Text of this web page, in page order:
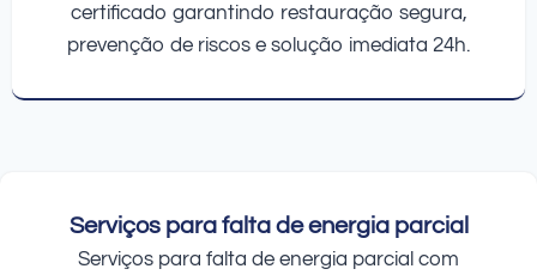
certificado garantindo restauração segura,
prevenção de riscos e solução imediata 24h.
Serviços para falta de energia parcial
Serviços para falta de energia parcial com